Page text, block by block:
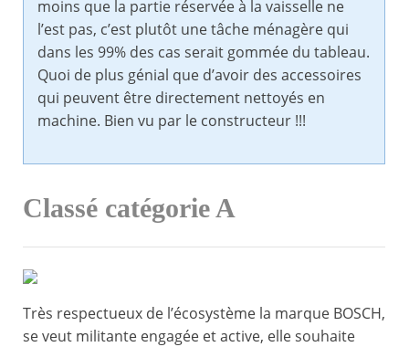
moins que la partie réservée à la vaisselle ne
l’est pas, c’est plutôt une tâche ménagère qui
dans les 99% des cas serait gommée du tableau.
Quoi de plus génial que d’avoir des accessoires
qui peuvent être directement nettoyés en
machine. Bien vu par le constructeur !!!
Classé catégorie A
Très respectueux de l’écosystème la marque BOSCH,
se veut militante engagée et active, elle souhaite